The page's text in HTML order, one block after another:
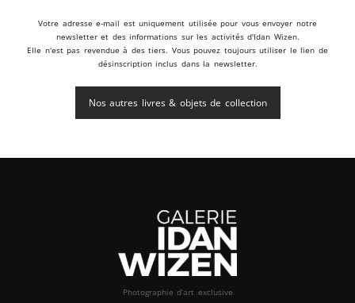
Votre adresse e-mail est uniquement utilisée pour vous envoyer notre
newsletter et des informations sur les activités d'Idan Wizen.
Elle n'est pas revendue à des tiers. Vous pouvez toujours utiliser le lien de
désinscription inclus dans la newsletter.
Nos autres livres & objets de collection
Photographie d’art exclusive